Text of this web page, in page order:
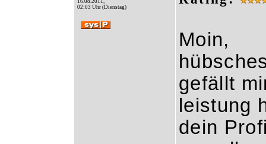
16.08.2011,
02:03 Uhr (Dienstag)
Moin,
gefällt
leistung
dein